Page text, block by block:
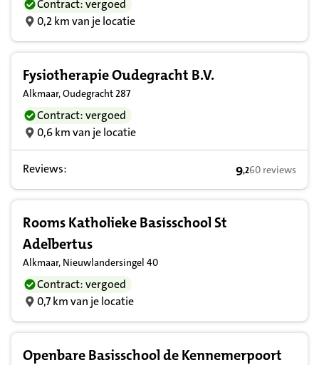
Contract: vergoed
0,2 km van je locatie
Fysiotherapie Oudegracht B.V.
Alkmaar, Oudegracht 287
Contract: vergoed
0,6 km van je locatie
Reviews: 9,2 op basis van
9,260 reviews
Rooms Katholieke Basisschool St
Adelbertus
Alkmaar, Nieuwlandersingel 40
Contract: vergoed
0,7 km van je locatie
Openbare Basisschool de Kennemerpoort